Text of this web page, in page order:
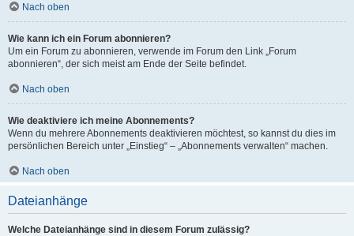
Nach oben
Wie kann ich ein Forum abonnieren?
Um ein Forum zu abonnieren, verwende im Forum den Link „Forum
abonnieren“, der sich meist am Ende der Seite befindet.
Nach oben
Wie deaktiviere ich meine Abonnements?
Wenn du mehrere Abonnements deaktivieren möchtest, so kannst du dies im
persönlichen Bereich unter „Einstieg“ – „Abonnements verwalten“ machen.
Nach oben
Dateianhänge
Welche Dateianhänge sind in diesem Forum zulässig?